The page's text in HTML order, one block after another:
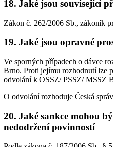
18. Jaké jsou související
Zákon č. 262/2006 Sb., zákoník
19. Jaké jsou opravné
Ve sporných případech o dávce
Brno. Proti jejímu rozhodnutí lze
odvolání k OSSZ/ PSSZ/ MSSZ
O odvolání rozhoduje Česká
20. Jaké sankce mohou
nedodržení povinností